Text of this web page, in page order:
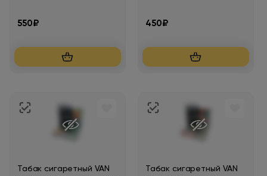
550₽ 450₽
Табак сигаретный VAN
Табак сигаретный VAN